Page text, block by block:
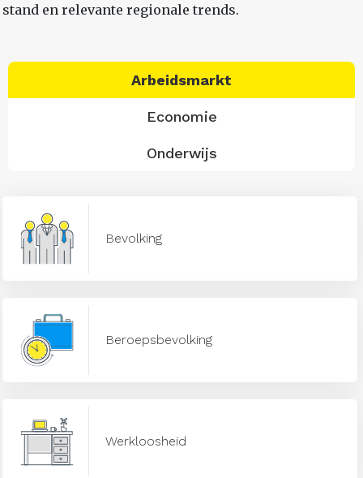
stand en relevante regionale trends.
Arbeidsmarkt
Economie
Onderwijs
Bevolking
Beroepsbevolking
Werkloosheid